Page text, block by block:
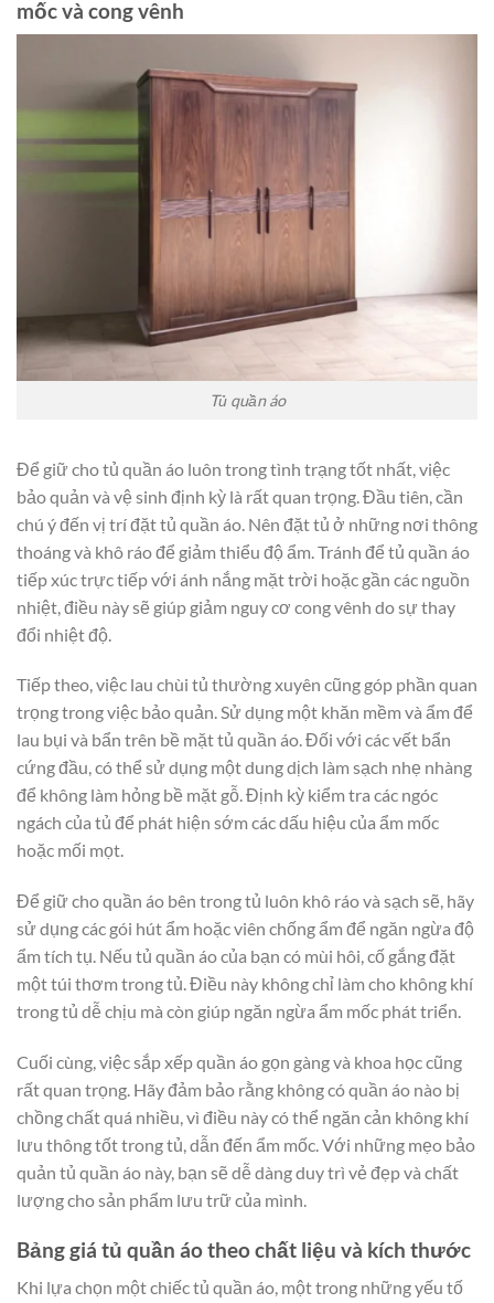
mốc và cong vênh
Tủ quần áo
Để giữ cho tủ quần áo luôn trong tình trạng tốt nhất, việc
bảo quản và vệ sinh định kỳ là rất quan trọng. Đầu tiên, cần
chú ý đến vị trí đặt tủ quần áo. Nên đặt tủ ở những nơi thông
thoáng và khô ráo để giảm thiểu độ ẩm. Tránh để tủ quần áo
tiếp xúc trực tiếp với ánh nắng mặt trời hoặc gần các nguồn
nhiệt, điều này sẽ giúp giảm nguy cơ cong vênh do sự thay
đổi nhiệt độ.
Tiếp theo, việc lau chùi tủ thường xuyên cũng góp phần quan
trọng trong việc bảo quản. Sử dụng một khăn mềm và ẩm để
lau bụi và bẩn trên bề mặt tủ quần áo. Đối với các vết bẩn
cứng đầu, có thể sử dụng một dung dịch làm sạch nhẹ nhàng
để không làm hỏng bề mặt gỗ. Định kỳ kiểm tra các ngóc
ngách của tủ để phát hiện sớm các dấu hiệu của ẩm mốc
hoặc mối mọt.
Để giữ cho quần áo bên trong tủ luôn khô ráo và sạch sẽ, hãy
sử dụng các gói hút ẩm hoặc viên chống ẩm để ngăn ngừa độ
ẩm tích tụ. Nếu tủ quần áo của bạn có mùi hôi, cố gắng đặt
một túi thơm trong tủ. Điều này không chỉ làm cho không khí
trong tủ dễ chịu mà còn giúp ngăn ngừa ẩm mốc phát triển.
Cuối cùng, việc sắp xếp quần áo gọn gàng và khoa học cũng
rất quan trọng. Hãy đảm bảo rằng không có quần áo nào bị
chồng chất quá nhiều, vì điều này có thể ngăn cản không khí
lưu thông tốt trong tủ, dẫn đến ẩm mốc. Với những mẹo bảo
quản tủ quần áo này, bạn sẽ dễ dàng duy trì vẻ đẹp và chất
lượng cho sản phẩm lưu trữ của mình.
Bảng giá tủ quần áo theo chất liệu và kích thước
Khi lựa chọn một chiếc tủ quần áo, một trong những yếu tố